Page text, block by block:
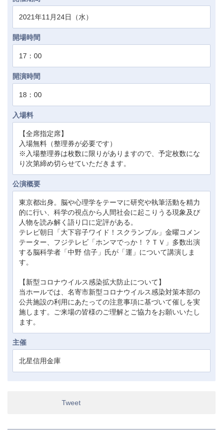
2021年11月24日（水）
開場時間
17：00
開演時間
18：00
入場料
【全席指定席】
入場無料（整理券が必要です）
※入場整理券は枚数に限りがありますので、予定枚数にな
り次第締め切らせていただきます。
公演概要
東京都出身。脳や心理学をテーマに研究や執筆活動を精力
的に行い、科学の視点から人間社会に起こりうる現象及び
人物を読み解く語り口に定評がある。
テレビ朝日「大下容子ワイド！スクランブル」金曜コメン
テーター、フジテレビ「ホンマでっか！？ＴＶ」多数出演
する脳科学者「中野 信子」氏が「運」について講演しま
す。
【新型コロナウイルス感染拡大防止について】
当ホールでは、名寄市新型コロナウイルス感染対策本部の
公共施設の利用にあたっての注意事項に基づいて催しを実
施します。ご来場の皆様のご理解とご協力をお願いいたし
ます。
主催
北星信用金庫
Tweet